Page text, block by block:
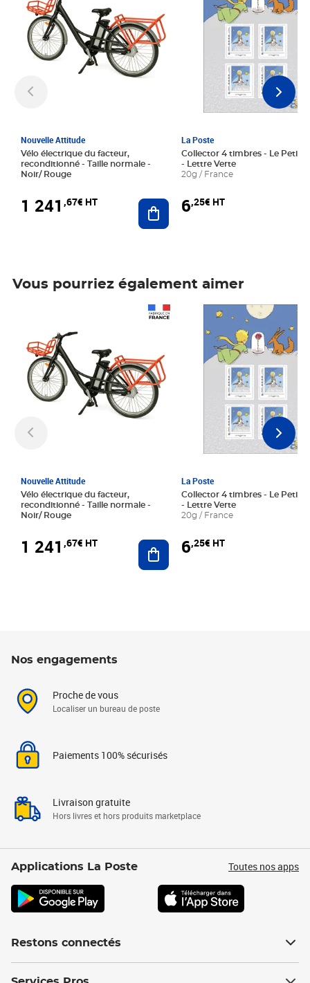
Nouvelle Attitude
Vélo électrique du facteur,
reconditionné - Taille normale -
Noir/ Rouge
1 241 ,67€ HT Ajouter au panier
La Poste
Collector 4 timbres - Le Petit
- Lettre Verte
20g / France
6,25€ HT
Vous pourriez également aimer
Nouvelle Attitude
Vélo électrique du facteur,
reconditionné - Taille normale -
Noir/ Rouge
1 241 ,67€ HT Ajouter au panier
La Poste
Collector 4 timbres - Le Petit
- Lettre Verte
20g / France
6,25€ HT
Prix 6,25€ HT
Nos engagements
Proche de vous
Localiser un bureau de poste
Paiements 100% sécurisés
Livraison gratuite
Hors livres et hors produits marketplace
Applications La Poste Toutes nos apps
Restons connectés